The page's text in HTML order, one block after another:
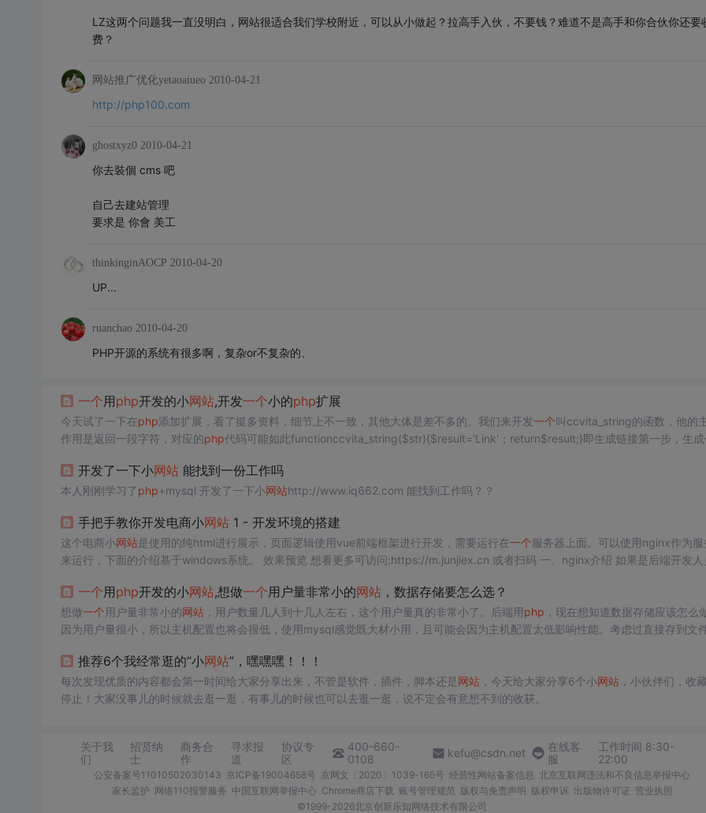
LZ这两个问题我一直没明白，网站很适合我们学校附近，可以从小做起？拉高手入伙，不要钱？难道不是高手和你合伙你还要
费？
网站推广优化yetaoaiueo 2010-04-21
http://php100.com
ghostxyz0 2010-04-21
你去裝個 cms 吧
自己去建站管理
要求是 你會 美工
thinkinginAOCP 2010-04-20
UP...
ruanchao 2010-04-20
PHP开源的系统有很多啊，复杂or不复杂的、
一个用php开发的小网站,开发一个小的php扩展
今天试了一下在php添加扩展，看了挺多资料，细节上不一致，其他大体是差不多的。我们来开发一个叫ccvita_string的函数，他的
作用是返回一段字符，对应的php代码可能如此functionccvita_string($str){$result='Link'；return$result;}即生成链接第一步，生成
开发了一下小网站能找到一份工作吗
本人刚刚学习了php+mysql 开发了一下小网站http://www.iq662.com 能找到工作吗？？
手把手教你开发电商小网站1 - 开发环境的搭建
这个电商小网站是使用的纯html进行展示，页面逻辑使用vue前端框架进行开发，需要运行在一个服务器上面。可以使用nginx作为服
来运行，下面的介绍基于windows系统。 效果预览 想看更多可访问:https://m.junjiex.cn 或者扫码 一、nginx介绍 如果是后端开发人员，
一个用php开发的小网站,想做一个用户量非常小的网站，数据存储要怎么选？
想做一个用户量非常小的网站，用户数量几人到十几人左右，这个用户量真的非常小了。后端用php ，现在想知道数据存储应该怎么
因为用户量很小，所以主机配置也将会很低，使用mysql感觉既大材小用，且可能会因为主机配置太低影响性能。考虑过直接存到文
些麻烦。有没...
推荐6个我经常逛的“小网站”，嘿嘿嘿！！！
每次发现优质的内容都会第一时间给大家分享出来，不管是软件，插件，脚本还是网站，今天给大家分享6个小网站，小伙伴们，收
停止！大家没事儿的时候就去逛一逛，有事儿的时候也可以去逛一逛，说不定会有意想不到的收获。
关于我
们
招贤纳
士
商务合
作
寻求报
道
协议专
区
400-660-
0108
kefu@csdn.net
在线客
服
工作时间 8:30-
22:00
公安备案号11010502030143 京ICP备19004658号 京网文〔2020〕1039-165号 经营性网站备案信息 北京互联网违法和不良信息举报中心
家长监护 网络110报警服务 中国互联网举报中心 Chrome商店下载 账号管理规范 版权与免责声明 版权申诉 出版物许可证 营业执照
©1999-2026北京创新乐知网络技术有限公司